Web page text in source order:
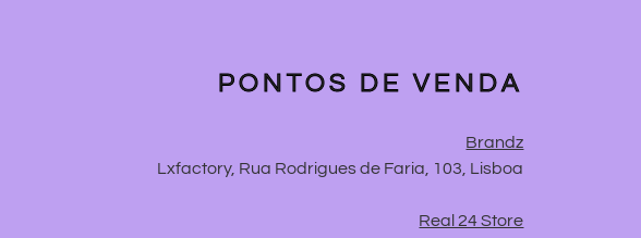
PONTOS DE VENDA
Brandz
Lxfactory, Rua Rodrigues de Faria, 103, Lisboa
Real 24 Store